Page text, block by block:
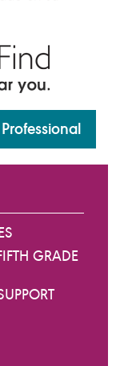
GRADE